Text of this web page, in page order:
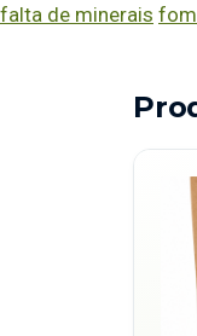
falta de minerais